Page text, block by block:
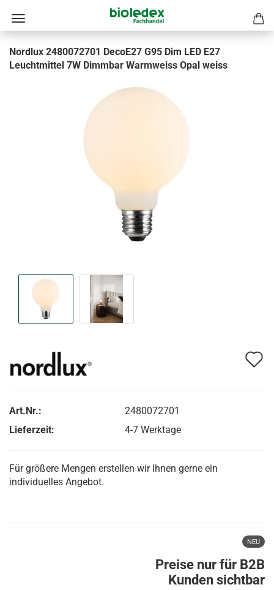
Nordlux 2480072701 DecoE27 G95 Dim LED E27
Leuchtmittel 7W Dimmbar Warmweiss Opal weiss
Art.Nr.:
2480072701
Lieferzeit:
4-7 Werktage
Für größere Mengen erstellen wir Ihnen gerne ein
individuelles Angebot.
NEU
Preise nur für B2B
Kunden sichtbar